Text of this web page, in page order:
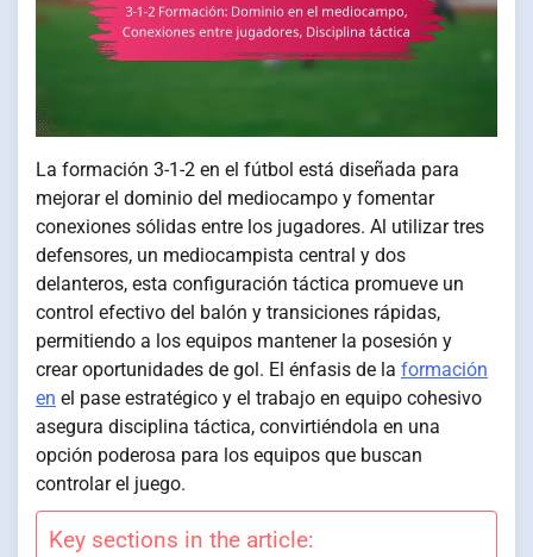
La formación 3-1-2 en el fútbol está diseñada para
mejorar el dominio del mediocampo y fomentar
conexiones sólidas entre los jugadores. Al utilizar tres
defensores, un mediocampista central y dos
delanteros, esta configuración táctica promueve un
control efectivo del balón y transiciones rápidas,
permitiendo a los equipos mantener la posesión y
crear oportunidades de gol. El énfasis de la formación
en el pase estratégico y el trabajo en equipo cohesivo
asegura disciplina táctica, convirtiéndola en una
opción poderosa para los equipos que buscan
controlar el juego.
Key sections in the article: